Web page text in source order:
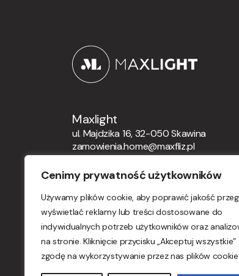
Cenimy prywatność użytkowników
Używamy plików cookie, aby poprawić jakość
wyświetlać reklamy lub treści dostosowane do
indywidualnych potrzeb użytkowników oraz
na stronie. Kliknięcie przycisku „Akceptuj
zgodę na wykorzystywanie przez nas plików cookie.
Maxlight
ul. Majdzika 16, 32-050 Skawina
zamowienia.home@maxfliz.pl
+48 12 21 12 164
orders.maxlight@maxfliz.pl